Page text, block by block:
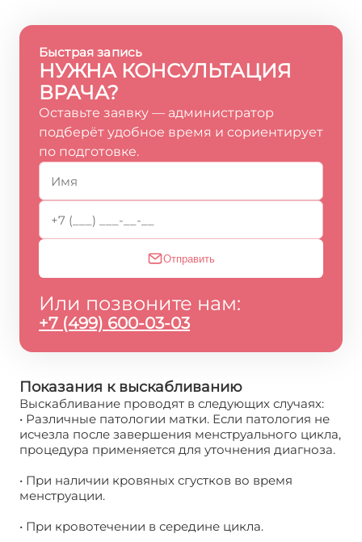
Быстрая запись
НУЖНА КОНСУЛЬТАЦИЯ
ВРАЧА?
Оставьте заявку — администратор
подберёт удобное время и сориентирует
по подготовке.
Отправить
Или позвоните нам:
+7 (499) 600-03-03
Показания к выскабливанию
Выскабливание проводят в следующих случаях:
• Различные патологии матки. Если патология не
исчезла после завершения менструального цикла,
процедура применяется для уточнения диагноза.
• При наличии кровяных сгустков во время
менструации.
• При кровотечении в середине цикла.